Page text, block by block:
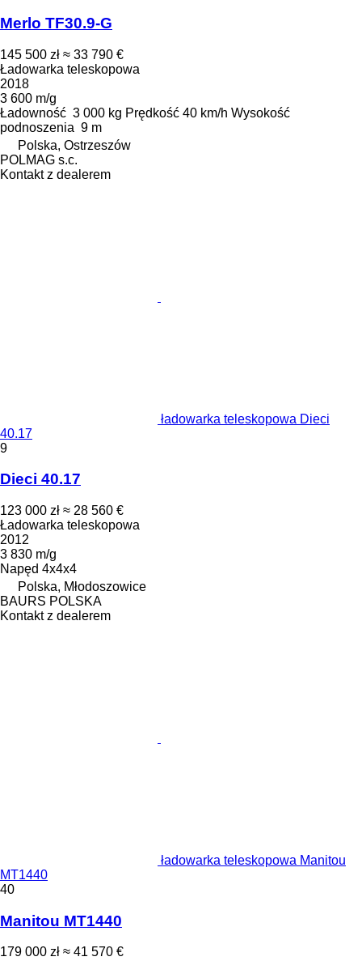
Merlo TF30.9-G
145 500 zł ≈ 33 790 €
Ładowarka teleskopowa
2018
3 600 m/g
Ładowność 3 000 kg Prędkość 40 km/h Wysokość
podnoszenia 9 m
Polska, Ostrzeszów
POLMAG s.c.
Kontakt z dealerem
ładowarka teleskopowa Dieci
40.17
9
Dieci 40.17
123 000 zł ≈ 28 560 €
Ładowarka teleskopowa
2012
3 830 m/g
Napęd 4x4x4
Polska, Młodoszowice
BAURS POLSKA
Kontakt z dealerem
ładowarka teleskopowa Manitou
MT1440
40
Manitou MT1440
179 000 zł ≈ 41 570 €